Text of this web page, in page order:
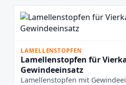
LAMELLENSTOPFEN
Lamellenstopfen für
Gewindeeinsatz
Lamellenstopfen mit